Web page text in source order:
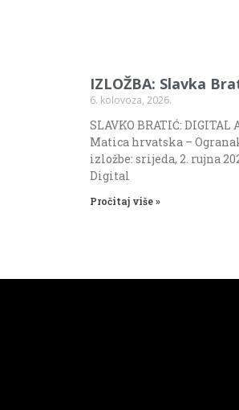
IZLOŽBA: Slavka
6. kolovoza, 2026.
SLAVKO BRATIĆ: DIGITAL
Matica hrvatska –
izložbe: srijeda, 2. rujna
Digital
Pročitaj više »